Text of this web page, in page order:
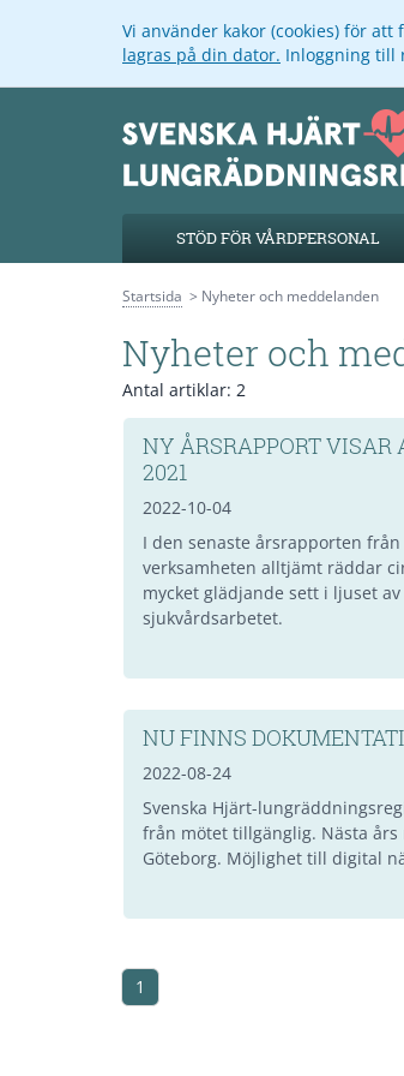
Vi använder kakor (cookies) för
lagras på din dator. Inloggning till
STÖD FÖR VÅRDPERSONAL
Startsida Nyheter och meddelanden
Nyheter och
Antal artiklar: 2
NY ÅRSRAPPORT VISAR
2021
2022-10-04
I den senaste årsrapporten
verksamheten alltjämt räddar
mycket glädjande sett i ljuset
sjukvårdsarbetet.
NU FINNS
2022-08-24
Svenska Hjärt-
från mötet tillgänglig. Nästa
Göteborg. Möjlighet till digital
1